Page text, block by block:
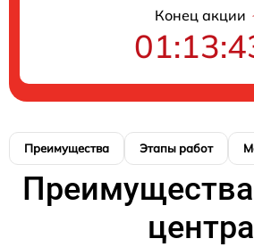
Конец акции
Преимущества Этапы работ
центра